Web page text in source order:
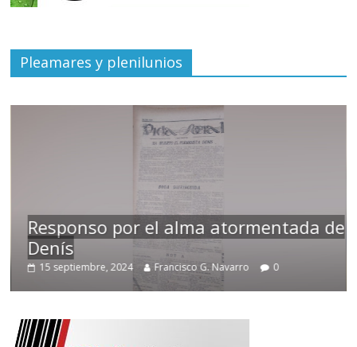
Pleamares y plenilunios
Responso por el alma atormentada de
Denís
15 septiembre, 2024 Francisco G. Navarro 0